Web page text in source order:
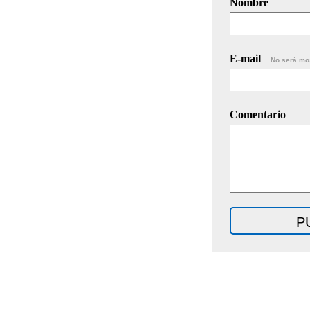
Nombre
E-mail No será
Comentario